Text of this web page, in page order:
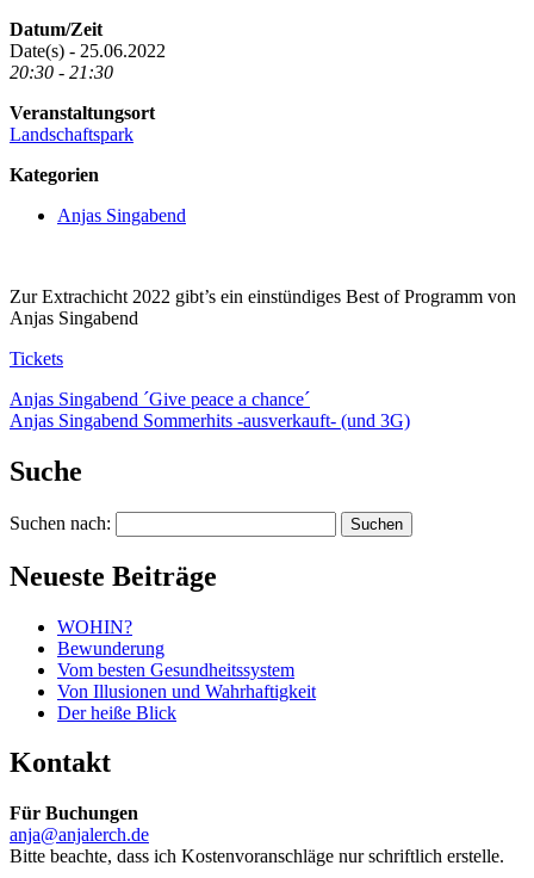
Datum/Zeit
Date(s) - 25.06.2022
20:30 - 21:30
Veranstaltungsort
Landschaftspark
Kategorien
Anjas Singabend
Zur Extrachicht 2022 gibt’s ein einstündiges Best of Programm von
Anjas Singabend
Tickets
Anjas Singabend ´Give peace a chance´
Anjas Singabend Sommerhits -ausverkauft- (und 3G)
Suche
Suchen nach:
Neueste Beiträge
WOHIN?
Bewunderung
Vom besten Gesundheitssystem
Von Illusionen und Wahrhaftigkeit
Der heiße Blick
Kontakt
Für Buchungen
anja@anjalerch.de
Bitte beachte, dass ich Kostenvoranschläge nur schriftlich erstelle.